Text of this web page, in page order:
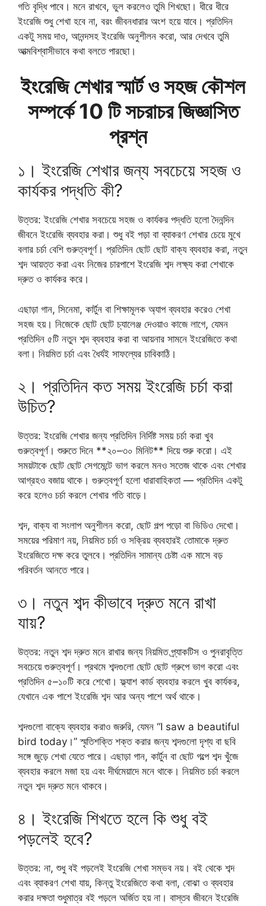
গতি বৃদ্ধি পাবে। মনে রাখবে, ভুল করলেও তুমি শিখছো। ধীরে ধীরে
ইংরেজি শুধু শেখা হবে না, বরং জীবনধারার অংশ হয়ে যাবে। প্রতিদিন
একটু সময় দাও, আনন্দসহ ইংরেজি অনুশীলন করো, আর দেখবে তুমি
আত্মবিশ্বাসীভাবে কথা বলতে পারছো।
ইংরেজি শেখার স্মার্ট ও সহজ কৌশল
সম্পর্কে 10 টি সচরাচর জিজ্ঞাসিত
প্রশ্ন
১। ইংরেজি শেখার জন্য সবচেয়ে সহজ ও
কার্যকর পদ্ধতি কী?
উত্তর: ইংরেজি শেখার সবচেয়ে সহজ ও কার্যকর পদ্ধতি হলো দৈনন্দিন
জীবনে ইংরেজি ব্যবহার করা। শুধু বই পড়া বা ব্যাকরণ শেখার চেয়ে মুখে
বলার চর্চা বেশি গুরুত্বপূর্ণ। প্রতিদিন ছোট ছোট বাক্য ব্যবহার করা, নতুন
শব্দ আয়ত্ত করা এবং নিজের চারপাশে ইংরেজি শব্দ লক্ষ্য করা শেখাকে
দ্রুত ও কার্যকর করে।
এছাড়া গান, সিনেমা, কার্টুন বা শিক্ষামূলক অ্যাপ ব্যবহার করেও শেখা
সহজ হয়। নিজেকে ছোট ছোট চ্যালেঞ্জ দেওয়াও কাজে লাগে, যেমন
প্রতিদিন ৫টি নতুন শব্দ ব্যবহার করা বা আয়নার সামনে ইংরেজিতে কথা
বলা। নিয়মিত চর্চা এবং ধৈর্যই সাফল্যের চাবিকাঠি।
২। প্রতিদিন কত সময় ইংরেজি চর্চা করা
উচিত?
উত্তর: ইংরেজি শেখার জন্য প্রতিদিন নির্দিষ্ট সময় চর্চা করা খুব
গুরুত্বপূর্ণ। শুরুতে দিনে **২০–৩০ মিনিট** দিয়ে শুরু করো। এই
সময়টাকে ছোট ছোট সেগমেন্টে ভাগ করলে মনও সতেজ থাকে এবং শেখার
আগ্রহও বজায় থাকে। গুরুত্বপূর্ণ হলো ধারাবাহিকতা — প্রতিদিন একটু
করে হলেও চর্চা করলে শেখার গতি বাড়ে।
শব্দ, বাক্য বা সংলাপ অনুশীলন করো, ছোট গল্প পড়ো বা ভিডিও দেখো।
সময়ের পরিমাণ নয়, নিয়মিত চর্চা ও সক্রিয় ব্যবহারই তোমাকে দ্রুত
ইংরেজিতে দক্ষ করে তুলবে। প্রতিদিন সামান্য চেষ্টা এক মাসে বড়
পরিবর্তন আনতে পারে।
৩। নতুন শব্দ কীভাবে দ্রুত মনে রাখা
যায়?
উত্তর: নতুন শব্দ দ্রুত মনে রাখার জন্য নিয়মিত প্র্যাকটিস ও পুনরাবৃত্তি
সবচেয়ে গুরুত্বপূর্ণ। প্রথমে শব্দগুলো ছোট ছোট গ্রুপে ভাগ করো এবং
প্রতিদিন ৫–১০টি করে শেখো। ফ্ল্যাশ কার্ড ব্যবহার করলে খুব কার্যকর,
যেখানে এক পাশে ইংরেজি শব্দ আর অন্য পাশে অর্থ থাকে।
শব্দগুলো বাক্যে ব্যবহার করাও জরুরি, যেমন “I saw a beautiful
bird today।” স্মৃতিশক্তি শক্ত করার জন্য শব্দগুলো দৃশ্য বা ছবি
সঙ্গে জুড়ে শেখা যেতে পারে। এছাড়া গান, কার্টুন বা ছোট গল্পে শব্দ খুঁজে
ব্যবহার করলে মজা হয় এবং দীর্ঘমেয়াদে মনে থাকে। নিয়মিত চর্চা করলে
নতুন শব্দ দ্রুত মনে থাকবে।
৪। ইংরেজি শিখতে হলে কি শুধু বই
পড়লেই হবে?
উত্তর: না, শুধু বই পড়লেই ইংরেজি শেখা সম্ভব নয়। বই থেকে শব্দ
এবং ব্যাকরণ শেখা যায়, কিন্তু ইংরেজিতে কথা বলা, বোঝা ও ব্যবহার
করার দক্ষতা শুধুমাত্র বই পড়লে অর্জিত হয় না। বাস্তব জীবনে ইংরেজি